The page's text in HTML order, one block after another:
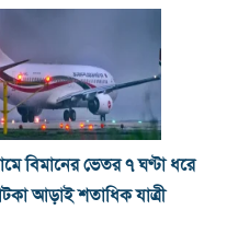
বিমানের ভেতর ৭ ঘণ্টা ধরে
আড়াই শতাধিক যাত্রী